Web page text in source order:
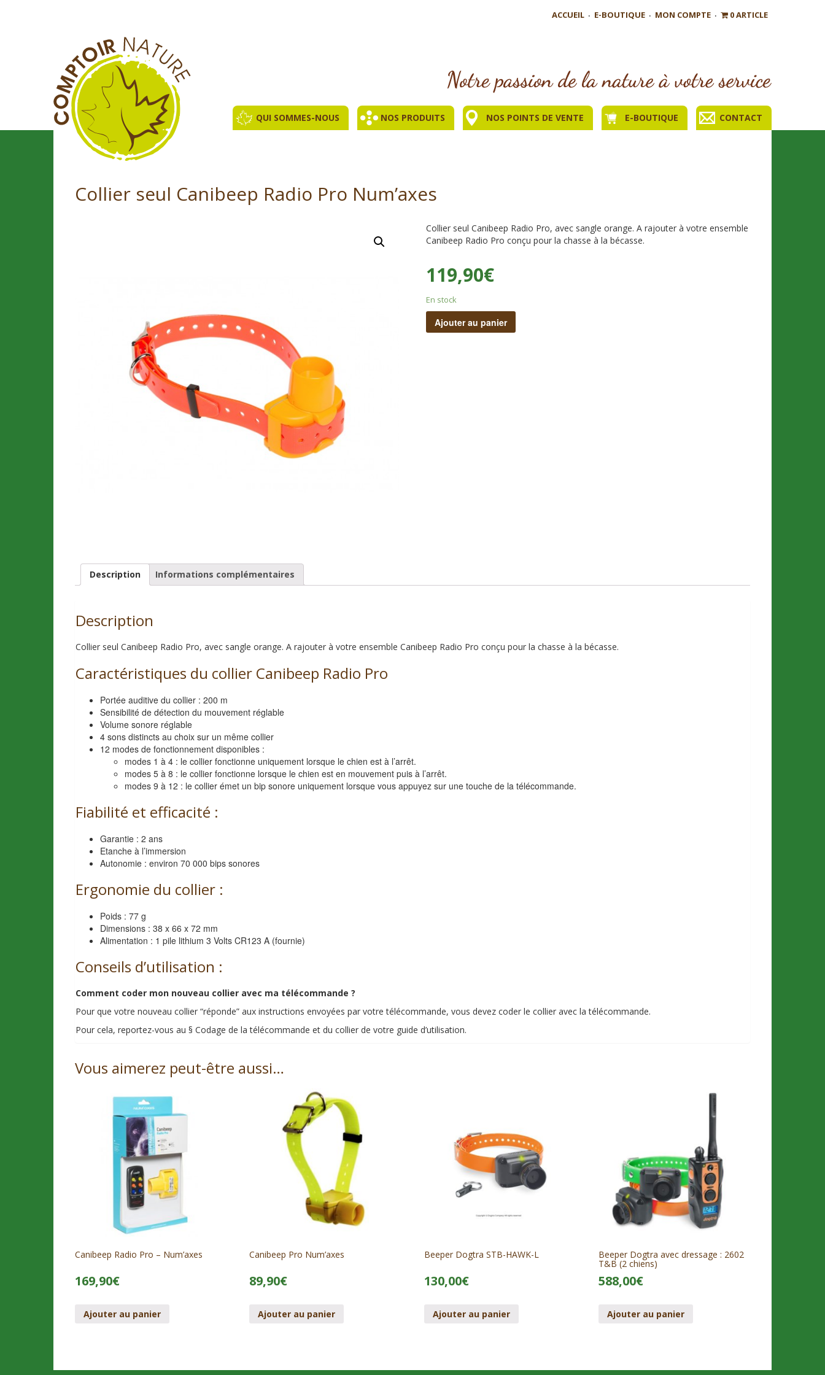
ACCUEIL E-BOUTIQUE MON COMPTE 0 ARTICLE
QUI SOMMES-NOUS NOS PRODUITS NOS POINTS DE VENTE E-BOUTIQUE CONTACT
Collier seul Canibeep Radio Pro Num’axes
Collier seul Canibeep Radio Pro, avec sangle orange. A rajouter à votre ensemble
Canibeep Radio Pro conçu pour la chasse à la bécasse.
119,90€
En stock
Ajouter au panier
Description Informations complémentaires
Description
Collier seul Canibeep Radio Pro, avec sangle orange. A rajouter à votre ensemble Canibeep Radio Pro conçu pour la chasse à la bécasse.
Caractéristiques du collier Canibeep Radio Pro
Portée auditive du collier : 200 m
Sensibilité de détection du mouvement réglable
Volume sonore réglable
4 sons distincts au choix sur un même collier
12 modes de fonctionnement disponibles :
modes 1 à 4 : le collier fonctionne uniquement lorsque le chien est à l’arrêt.
modes 5 à 8 : le collier fonctionne lorsque le chien est en mouvement puis à l’arrêt.
modes 9 à 12 : le collier émet un bip sonore uniquement lorsque vous appuyez sur une touche de la télécommande.
Fiabilité et efficacité :
Garantie : 2 ans
Etanche à l’immersion
Autonomie : environ 70 000 bips sonores
Ergonomie du collier :
Poids : 77 g
Dimensions : 38 x 66 x 72 mm
Alimentation : 1 pile lithium 3 Volts CR123 A (fournie)
Conseils d’utilisation :
Comment coder mon nouveau collier avec ma télécommande ?
Pour que votre nouveau collier “réponde” aux instructions envoyées par votre télécommande, vous devez coder le collier avec la télécommande.
Pour cela, reportez-vous au § Codage de la télécommande et du collier de votre guide d’utilisation.
Vous aimerez peut-être aussi…
Canibeep Radio Pro – Num’axes
169,90€
Ajouter au panier
Canibeep Pro Num’axes
89,90€
Ajouter au panier
Beeper Dogtra STB-HAWK-L
130,00€
Ajouter au panier
Beeper Dogtra avec dressage : 2602
T&B (2 chiens)
588,00€
Ajouter au panier